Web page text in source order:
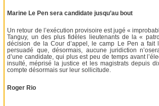
Marine Le Pen sera candidate jusqu’au bout
Un retour de l’exécution provisoire est jugé «
Tanguy, un des plus fidèles lieutenants de la «
décision de la Cour d’appel, le camp Le Pen a fait
persuadé que, désormais, aucune juridiction
d’une candidate, qui plus est peu de temps avant
insulté, méprisé la justice et les magistrats depuis
compte désormais sur leur sollicitude.
Roger Rio